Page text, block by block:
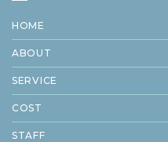
HOME
ABOUT
SERVICE
COST
STAFF